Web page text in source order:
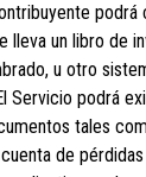
podrá
lleva un libro de
u otro
Servicio podrá
tales
de pérdidas